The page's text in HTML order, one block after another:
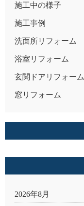
施工中の様子
施工事例
洗面所リフォーム
浴室リフォーム
玄関ドアリフォーム
窓リフォーム
2026年8月